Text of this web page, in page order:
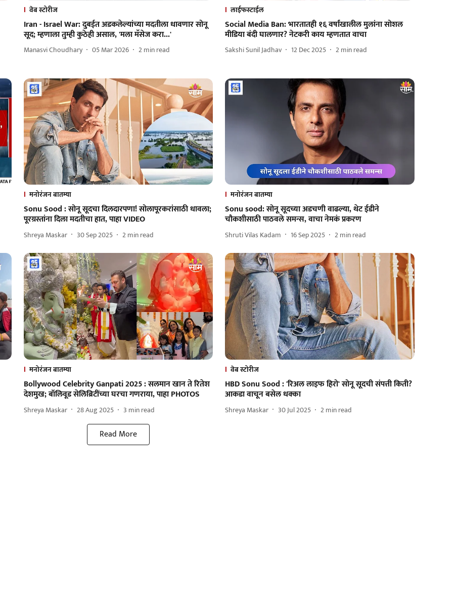
वेब स्टोरीज
Iran - Israel War: दुबईत अडकलेल्यांच्या मदतीला धावणार सोनू
सूद; म्हणाला तुम्ही कुठेही असाल, 'मला मॅसेज करा...'
Manasvi Choudhary 05 Mar 2026 2min read
लाईफस्टाईल
Social Media Ban: भारतातही १६ वर्षांखालील मुलांना सोशल
मीडिया बंदी घालणार? नेटकरी काय म्हणतात वाचा
Sakshi Sunil Jadhav 12 Dec 2025 2min read
मनोरंजन बातम्या
Sonu Sood : सोनू सूदचा दिलदारपणा! सोलापूरकरांसाठी धावला;
पूरग्रस्तांना दिला मदतीचा हात, पाहा VIDEO
Shreya Maskar 30 Sep 2025 2min read
मनोरंजन बातम्या
Sonu sood: सोनू सूदच्या अडचणी वाढल्या, थेट ईडीने
चौकशीसाठी पाठवले समन्स, वाचा नेमकं प्रकरण
Shruti Vilas Kadam 16 Sep 2025 2min read
मनोरंजन बातम्या
Bollywood Celebrity Ganpati 2025 : सलमान खान ते रितेश
देशमुख; बॉलिवूड सेलिब्रिटींच्या घरचा गणराया, पाहा PHOTOS
Shreya Maskar 28 Aug 2025 3 min read
वेब स्टोरीज
HBD Sonu Sood : 'रिअल लाइफ हिरो' सोनू सूदची संपत्ती किती?
आकडा वाचून बसेल धक्का
Shreya Maskar 30 Jul 2025 2min read
Read More